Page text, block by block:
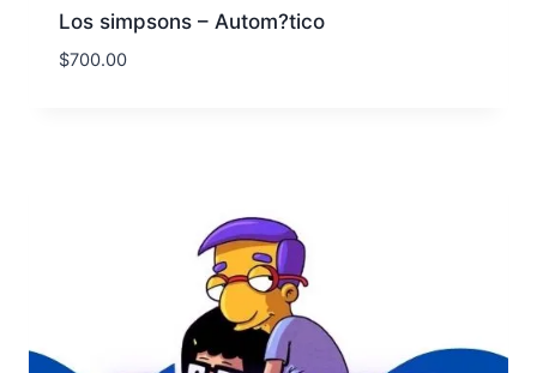
Los simpsons – Autom?tico
$700.00